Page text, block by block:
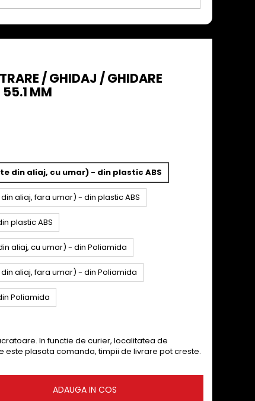
/ GHIDAJ / GHIDARE
MM
din aliaj, cu umar) - din plastic ABS
aliaj, fara umar) - din plastic ABS
plastic ABS
aliaj, cu umar) - din Poliamida
aliaj, fara umar) - din Poliamida
Poliamida
In functie de curier, localitatea de
este plasata comanda, timpii de livrare pot creste.
ADAUGA IN COS